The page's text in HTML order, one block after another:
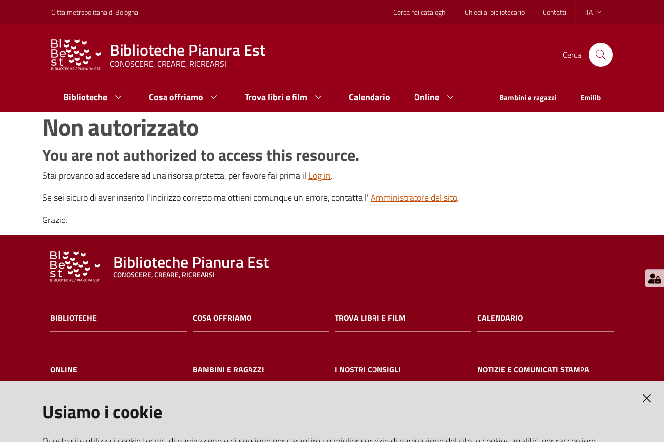
Vai al contenuto
Vai alla navigazioneCittà metropolitana di Bologna Cerca nei cataloghi Chiedi al bibliotecario Contatti ITA
Biblioteche Pianura Est
CONOSCERE, CREARE, RICREARSI
Cerca
Biblioteche Cosa offriamo Trova libri e film Calendario Online Bambini e ragazzi Emilib
Non autorizzato
You are not authorized to access this resource.
Stai provando ad accedere ad una risorsa protetta, per favore fai prima il Log in.
Se sei sicuro di aver inserito l'indirizzo corretto ma ottieni comunque un errore, contatta l'Amministratore del sito.
Grazie.
Biblioteche Pianura Est
CONOSCERE, CREARE, RICREARSI
BIBLIOTECHE COSA OFFRIAMO TROVA LIBRI E FILM CALENDARIO
ONLINE BAMBINI E RAGAZZI I NOSTRI CONSIGLI NOTIZIE E COMUNICATI STAMPA
I NOSTRI EVENTI
Usiamo i cookie